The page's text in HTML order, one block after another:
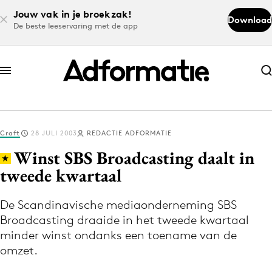
Jouw vak in je broekzak!
De beste leeservaring met de app
Download
Abonneer nu
Abonneer nu
Log in
Volg het laatste nieuws via de Adformatie
Nieuws app
Craft 28 JULI 2003 REDACTIE ADFORMATIE
Winst SBS Broadcasting daalt in
tweede kwartaal
De Scandinavische mediaonderneming SBS
Broadcasting draaide in het tweede kwartaal
minder winst ondanks een toename van de
omzet.